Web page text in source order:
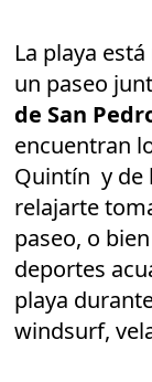
La playa
un paseo
de San
encuentran
Quintín y de
relajarte
paseo, o
deportes
playa
windsurf,